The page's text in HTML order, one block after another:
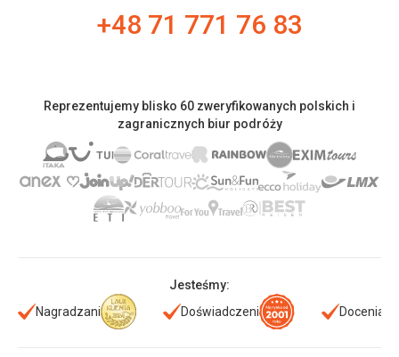
+48 71 771 76 83
Reprezentujemy blisko 60 zweryfikowanych polskich i
zagranicznych biur podróży
Jesteśmy:
Nagradzani
Doświadczeni Doceniani